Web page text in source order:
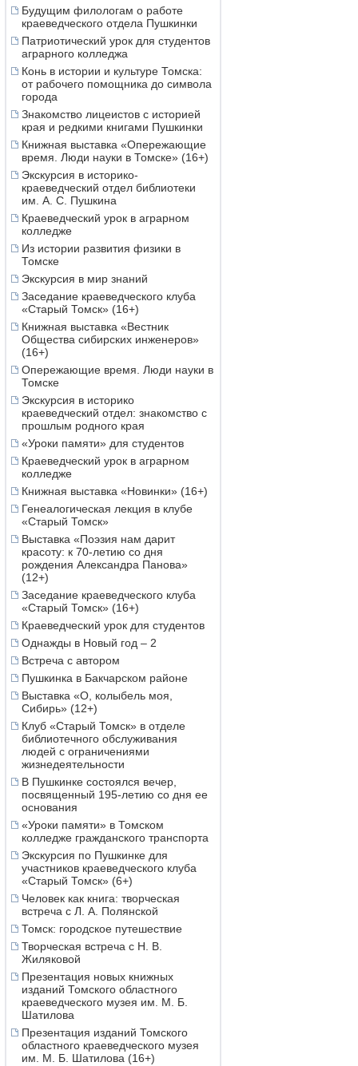
Будущим филологам о работе
краеведческого отдела Пушкинки
Патриотический урок для студентов
аграрного колледжа
Конь в истории и культуре Томска:
от рабочего помощника до символа
города
Знакомство лицеистов с историей
края и редкими книгами Пушкинки
Книжная выставка «Опережающие
время. Люди науки в Томске» (16+)
Экскурсия в историко-
краеведческий отдел библиотеки
им. А. С. Пушкина
Краеведческий урок в аграрном
колледже
Из истории развития физики в
Томске
Экскурсия в мир знаний
Заседание краеведческого клуба
«Старый Томск» (16+)
Книжная выставка «Вестник
Общества сибирских инженеров»
(16+)
Опережающие время. Люди науки в
Томске
Экскурсия в историко
краеведческий отдел: знакомство с
прошлым родного края
«Уроки памяти» для студентов
Краеведческий урок в аграрном
колледже
Книжная выставка «Новинки» (16+)
Генеалогическая лекция в клубе
«Старый Томск»
Выставка «Поэзия нам дарит
красоту: к 70-летию со дня
рождения Александра Панова»
(12+)
Заседание краеведческого клуба
«Старый Томск» (16+)
Краеведческий урок для студентов
Однажды в Новый год – 2
Встреча с автором
Пушкинка в Бакчарском районе
Выставка «О, колыбель моя,
Сибирь» (12+)
Клуб «Старый Томск» в отделе
библиотечного обслуживания
людей с ограничениями
жизнедеятельности
В Пушкинке состоялся вечер,
посвященный 195-летию со дня ее
основания
«Уроки памяти» в Томском
колледже гражданского транспорта
Экскурсия по Пушкинке для
участников краеведческого клуба
«Старый Томск» (6+)
Человек как книга: творческая
встреча с Л. А. Полянской
Томск: городское путешествие
Творческая встреча с Н. В.
Жиляковой
Презентация новых книжных
изданий Томского областного
краеведческого музея им. М. Б.
Шатилова
Презентация изданий Томского
областного краеведческого музея
им. М. Б. Шатилова (16+)